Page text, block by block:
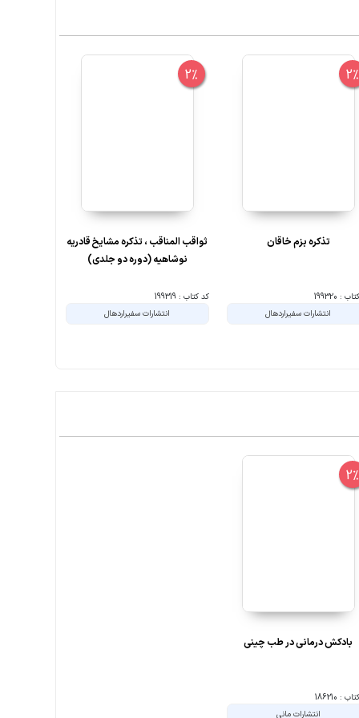
2%
تذکره بزم خاقان
: 199320
انتشارات سفیراردهال
2%
ثواقب المناقب ، تذکره مشایخ قادریه
نوشاهیه (دوره دو جلدی)
کد کتاب : 199319
انتشارات سفیراردهال
2%
بادکش درمانی در طب چینی
: 186210
انتشارات مانی